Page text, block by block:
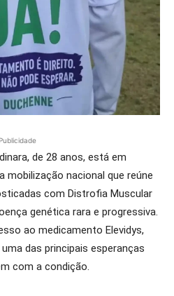
Publicidade
de 28 anos, está em
mobilização nacional que reúne
com Distrofia Muscular
genética rara e progressiva.
ao medicamento Elevidys,
das principais esperanças
com a condição.